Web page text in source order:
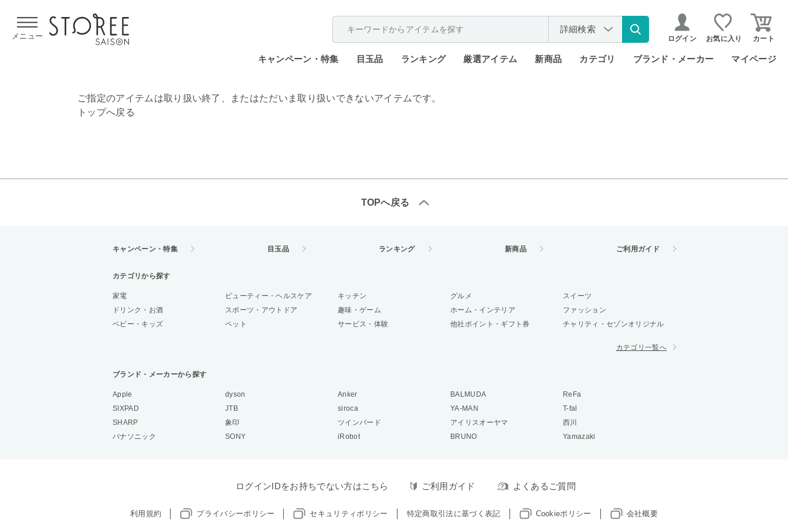
メニュー
詳細検索
ログイン お気に入り カート
キャンペーン・特集 目玉品 ランキング 厳選アイテム 新商品 カテゴリ ブランド・メーカー マイページ
ご指定のアイテムは取り扱い終了、またはただいま取り扱いできないアイテムです。
トップへ戻る
TOPへ戻る
キャンペーン・特集 目玉品 ランキング 新商品 ご利用ガイド
カテゴリから探す
家電 ビューティー・ヘルスケア キッチン グルメ
スイーツ
ドリンク・お酒
スポーツ・アウトドア 趣味・ゲーム ホーム・インテリア
ファッション
ベビー・キッズ
ペット サービス・体験 他社ポイント・ギフト券 チャリティ・セゾンオリジナル
カテゴリ一覧へ
ブランド・メーカーから探す
Apple dyson Anker BALMUDA
ReFa
SIXPAD
JTB siroca YA-MAN
T-fal
SHARP
象印 ツインバード アイリスオーヤマ
西川
パナソニック
SONY iRobot BRUNO Yamazaki
ログインIDをお持ちでない方はこちら ご利用ガイド よくあるご質問
利用規約 プライバシーポリシー セキュリティポリシー 特定商取引法に基づく表記 Cookieポリシー 会社概要